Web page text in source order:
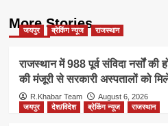
More Stories
जयपुर ब्रेकिंग न्यूज राजस्थान
राजस्थान में 988 पूर्व संविदा नर्सों की
की मंजूरी से सरकारी अस्पतालों को
R.Khabar Team
August 6, 2026
जयपुर
देश/विदेश ब्रेकिंग न्यूज राजस्थान